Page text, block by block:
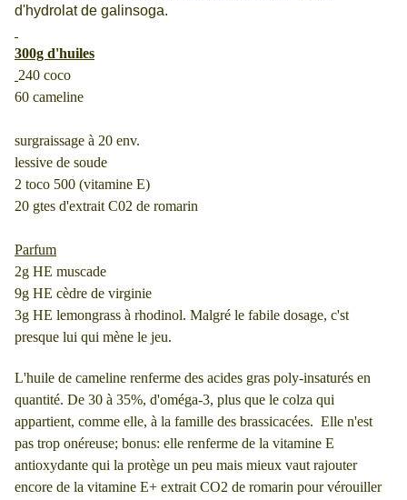
d'hydrolat de galinsoga.
300g d'huiles
240 coco
60 cameline
surgraissage à 20 env.
lessive de soude
2 toco 500 (vitamine E)
20 gtes d'extrait C02 de romarin
Parfum
2g HE muscade
9g HE cèdre de virginie
3g HE lemongrass à rhodinol. Malgré le fabile dosage, c'st
presque lui qui mène le jeu.
L'huile de cameline renferme des acides gras poly-insaturés en
quantité. De 30 à 35%, d'oméga-3, plus que le colza qui
appartient, comme elle, à la famille des brassicacées. Elle n'est
pas trop onéreuse; bonus: elle renferme de la vitamine E
antioxydante qui la protège un peu mais mieux vaut rajouter
encore de la vitamine E+ extrait CO2 de romarin pour vérouiller